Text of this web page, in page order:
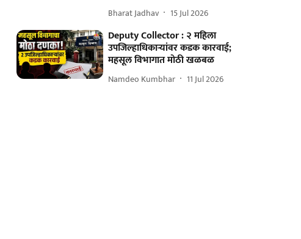
Bharat Jadhav 15 Jul 2026
Deputy Collector : २ महिला
उपजिल्हाधिकाऱ्यांवर कडक कारवाई;
महसूल विभागात मोठी खळबळ
Namdeo Kumbhar 11 Jul 2026